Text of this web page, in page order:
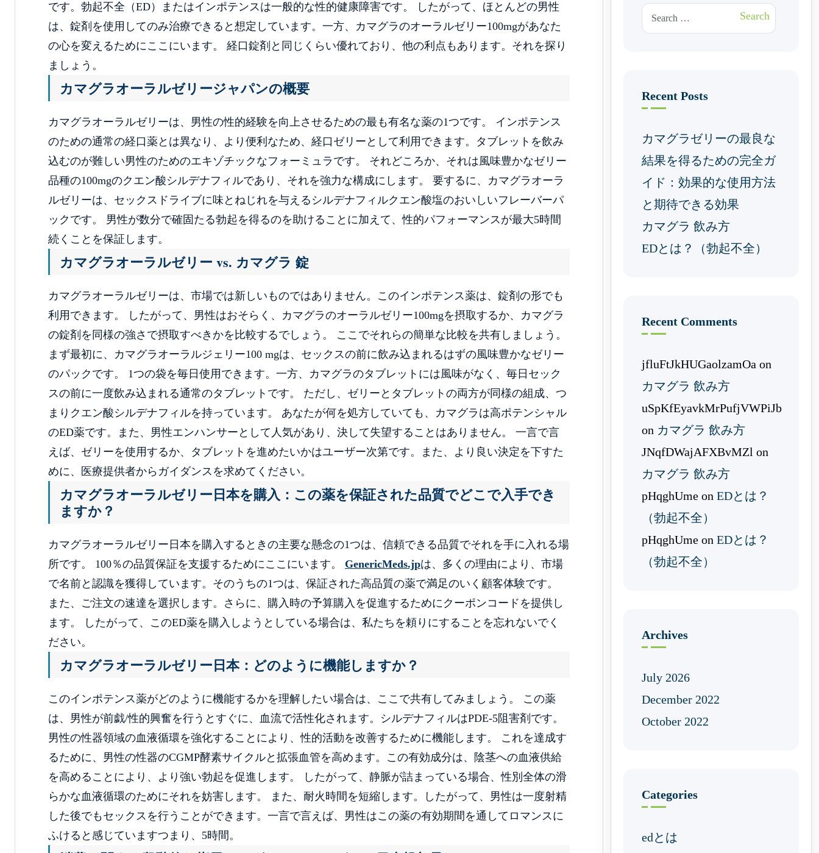
です。勃起不全（ED）またはインポテンスは一般的な性的健康障害です。 したがって、ほとんどの男性
は、錠剤を使用してのみ治療できると想定しています。一方、カマグラのオーラルゼリー100mgがあなた
の心を変えるためにここにいます。 経口錠剤と同じくらい優れており、他の利点もあります。それを探り
ましょう。
カマグラオーラルゼリージャパンの概要
カマグラオーラルゼリーは、男性の性的経験を向上させるための最も有名な薬の1つです。 インポテンス
のための通常の経口薬とは異なり、より便利なため、経口ゼリーとして利用できます。タブレットを飲み
込むのが難しい男性のためのエキゾチックなフォーミュラです。 それどころか、それは風味豊かなゼリー
品種の100mgのクエン酸シルデナフィルであり、それを強力な構成にします。 要するに、カマグラオーラ
ルゼリーは、セックスドライブに味とねじれを与えるシルデナフィルクエン酸塩のおいしいフレーバーパ
ックです。 男性が数分で確固たる勃起を得るのを助けることに加えて、性的パフォーマンスが最大5時間
続くことを保証します。
カマグラオーラルゼリー vs. カマグラ 錠
カマグラオーラルゼリーは、市場では新しいものではありません。このインポテンス薬は、錠剤の形でも
利用できます。 したがって、男性はおそらく、カマグラのオーラルゼリー100mgを摂取するか、カマグラ
の錠剤を同様の強さで摂取すべきかを比較するでしょう。 ここでそれらの簡単な比較を共有しましょう。
まず最初に、カマグラオーラルジェリー100 mgは、セックスの前に飲み込まれるはずの風味豊かなゼリー
のパックです。 1つの袋を毎日使用できます。一方、カマグラのタブレットには風味がなく、毎日セック
スの前に一度飲み込まれる通常のタブレットです。 ただし、ゼリーとタブレットの両方が同様の組成、つ
まりクエン酸シルデナフィルを持っています。 あなたが何を処方していても、カマグラは高ポテンシャル
のED薬です。また、男性エンハンサーとして人気があり、決して失望することはありません。 一言で言
えば、ゼリーを使用するか、タブレットを進めたいかはユーザー次第です。また、より良い決定を下すた
めに、医療提供者からガイダンスを求めてください。
カマグラオーラルゼリー日本を購入：この​​薬を保証された品質でどこで入手でき
ますか？
カマグラオーラルゼリー日本を購入するときの主要な懸念の1つは、信頼できる品質でそれを手に入れる場
所です。 100％の品質保証を支援するためにここにいます。 GenericMeds.jpは、多くの理由により、市場
で名前と認識を獲得しています。そのうちの1つは、保証された高品質の薬で満足のいく顧客体験です。
また、ご注文の速達を選択します。さらに、購入時の予算購入を促進するためにクーポンコードを提供し
ます。 したがって、このED薬を購入しようとしている場合は、私たちを頼りにすることを忘れないでく
ださい。
カマグラオーラルゼリー日本：どのように機能しますか？
このインポテンス薬がどのように機能するかを理解したい場合は、ここで共有してみましょう。 この薬
は、男性が前戯/性的興奮を行うとすぐに、血流で活性化されます。シルデナフィルはPDE-5阻害剤です。
男性の性器領域の血液循環を強化することにより、性的活動を改善するために機能します。 これを達成す
るために、男性の性器のCGMP酵素サイクルと拡張血管を高めます。この有効成分は、陰茎への血液供給
を高めることにより、より強い勃起を促進します。 したがって、静脈が詰まっている場合、性別全体の滑
らかな血液循環のためにそれを妨害します。 また、耐火時間を短縮します。したがって、男性は一度射精
した後でもセックスを行うことができます。一言で言えば、男性はこの薬の有効期間を通してロマンスに
ふけると感じていますつまり、5時間。
Search for: Search
Recent Posts
カマグラゼリーの最良な
結果を得るための完全ガ
イド：効果的な使用方法
と期待できる効果
カマグラ 飲み方
EDとは？（勃起不全）
Recent Comments
jfluFtJkHUGaolzamOa on
カマグラ 飲み方
uSpKfEyavkMrPufjVWPiJb
on カマグラ 飲み方
JNqfDWajAFXBvMZl on
カマグラ 飲み方
pHqghUme on EDとは？
（勃起不全）
pHqghUme on EDとは？
（勃起不全）
Archives
July 2026
December 2022
October 2022
Categories
edとは